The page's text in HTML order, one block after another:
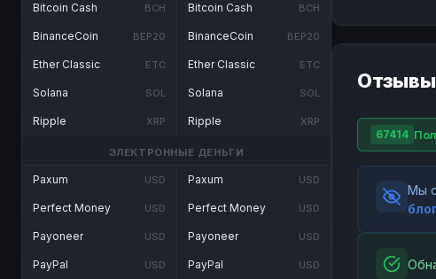
Bitcoin Cash BCH
BinanceCoin BEP20
Ether Classic ETC
Solana SOL
Ripple XRP
Bitcoin Cash BCH
BinanceCoin BEP20
Ether Classic ETC
Solana SOL
Ripple XRP
ЭЛЕКТРОННЫЕ ДЕНЬГИ
Paxum USD
Perfect Money USD
Payoneer USD
PayPal USD
Paxum USD
Perfect Money USD
Payoneer USD
PayPal USD
Отзывы
67414
Мы